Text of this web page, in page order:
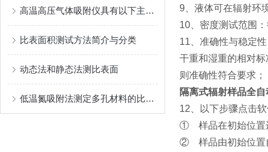
高温高压气体吸附仪具有以下主要功能
比表面积测试方法简介与分类
动态法和静态法测比表面
低温氮吸附法测定多孔材料的比表面积及孔隙分布
9、液体可在辐射环
10、密度测试范围
11、准确性与稳定
干重和湿重的相对
则准确性符合要求；
隔离式辐射样品全
12、以下步骤点击
① 样品在初始位置
② 样品由初始位置